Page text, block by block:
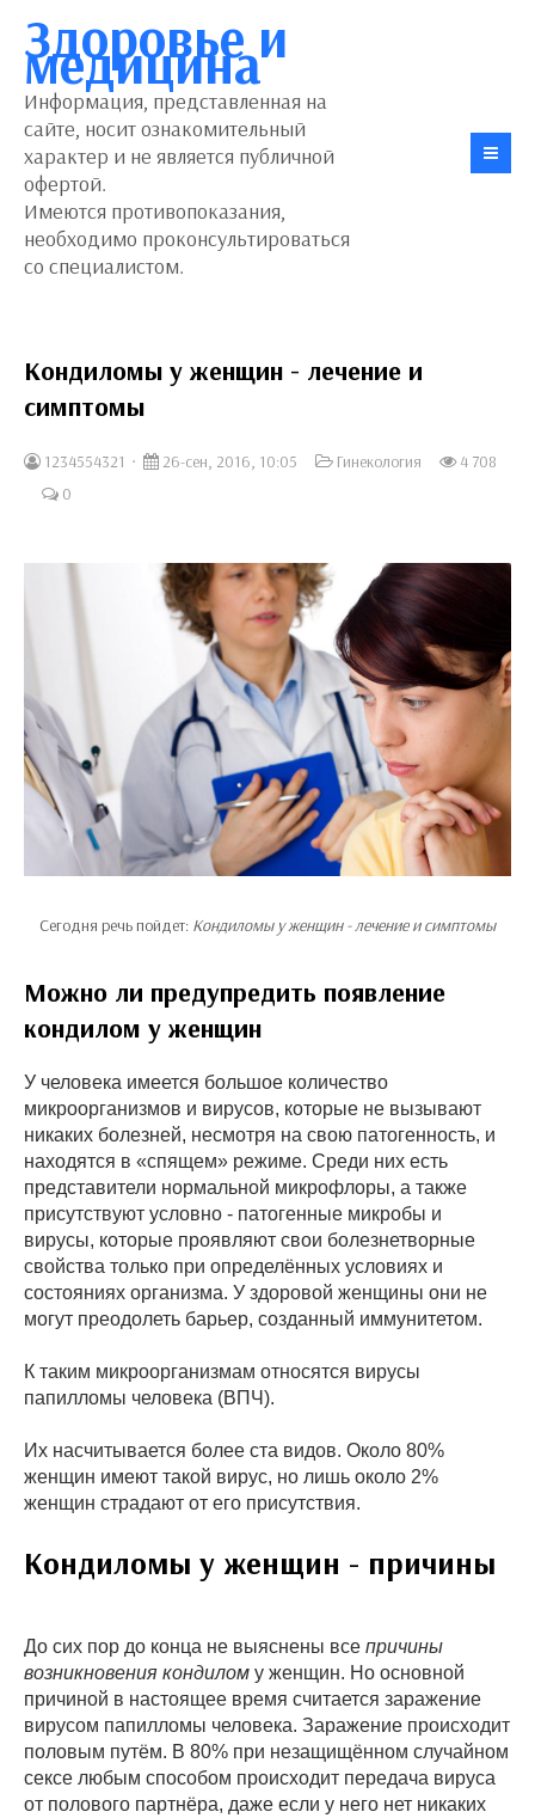
Здоровье и
медицина
Информация, представленная на
сайте, носит ознакомительный
характер и не является публичной
офертой.
Имеются противопоказания,
необходимо проконсультироваться
со специалистом.
Кондиломы у женщин - лечение и
симптомы
1234554321 26-сен, 2016, 10:05 Гинекология
4 708
0
Сегодня речь пойдет: Кондиломы у женщин - лечение и симптомы
Можно ли предупредить появление
кондилом у женщин
У человека имеется большое количество
микроорганизмов и вирусов, которые не вызывают
никаких болезней, несмотря на свою патогенность, и
находятся в «спящем» режиме. Среди них есть
представители нормальной микрофлоры, а также
присутствуют условно - патогенные микробы и
вирусы, которые проявляют свои болезнетворные
свойства только при определённых условиях и
состояниях организма. У здоровой женщины они не
могут преодолеть барьер, созданный иммунитетом.
К таким микроорганизмам относятся вирусы
папилломы человека (ВПЧ).
Их насчитывается более ста видов. Около 80%
женщин имеют такой вирус, но лишь около 2%
женщин страдают от его присутствия.
Кондиломы у женщин - причины
До сих пор до конца не выяснены все причины
возникновения кондилом у женщин. Но основной
причиной в настоящее время считается заражение
вирусом папилломы человека. Заражение происходит
половым путём. В 80% при незащищённом случайном
сексе любым способом происходит передача вируса
от полового партнёра, даже если у него нет никаких